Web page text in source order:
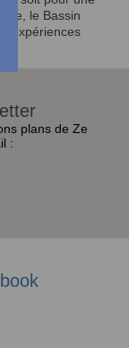
le Bassin
expériences
plans de Ze
: